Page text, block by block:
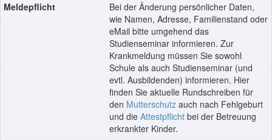
Meldepflicht
Bei der Änderung persönlicher Daten,
wie Namen, Adresse, Familienstand oder
eMail bitte umgehend das
Studienseminar informieren. Zur
Krankmeldung müssen Sie sowohl
Schule als auch Studienseminar (und
evtl. Ausbildenden) informieren. Hier
finden Sie aktuelle Rundschreiben für
den Mutterschutz auch nach Fehlgeburt
und die Attestpflicht bei der Betreuung
erkrankter Kinder.